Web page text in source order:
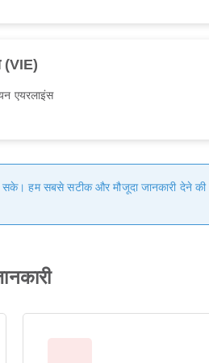
(VIE)
एयरलाइंस
सके। हम सबसे सटीक और मौजूदा जानकारी देने की